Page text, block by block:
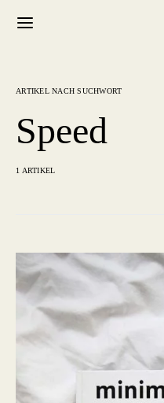
ARTIKEL NACH SUCHWORT
Speed
1 ARTIKEL